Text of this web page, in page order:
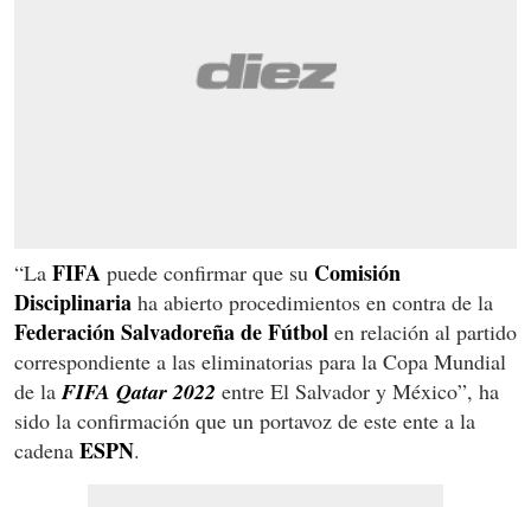
“La FIFA puede confirmar que su Comisión
Disciplinaria ha abierto procedimientos en contra de la
Federación Salvadoreña de Fútbol en relación al partido
correspondiente a las eliminatorias para la Copa Mundial
de laFIFA Qatar 2022 entre El Salvador y México”, ha
sido la confirmación que un portavoz de este ente a la
cadena ESPN.